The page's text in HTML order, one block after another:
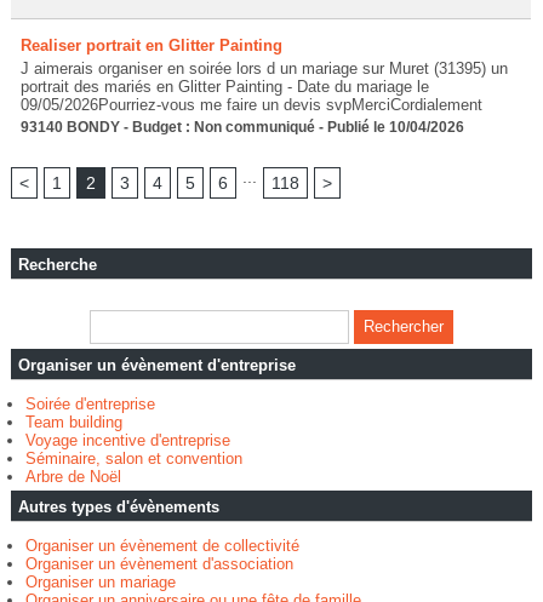
Realiser portrait en Glitter Painting
J aimerais organiser en soirée lors d un mariage sur Muret (31395) un
portrait des mariés en Glitter Painting - Date du mariage le
09/05/2026Pourriez-vous me faire un devis svpMerciCordialement
93140 BONDY - Budget : Non communiqué - Publié le 10/04/2026
< 1 2 3 4 5 6 118 >
Recherche
Organiser un évènement d'entreprise
Soirée d'entreprise
Team building
Voyage incentive d'entreprise
Séminaire, salon et convention
Arbre de Noël
Autres types d'évènements
Organiser un évènement de collectivité
Organiser un évènement d'association
Organiser un mariage